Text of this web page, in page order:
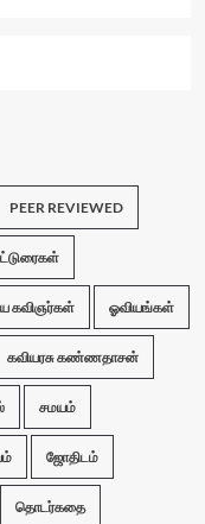
PEER REVIEWED
கவிஞர்கள் ஓவியங்கள்
கவியரசு கண்ணதாசன்
சமயம்
ஜோதிடம்
தொடர்கதை